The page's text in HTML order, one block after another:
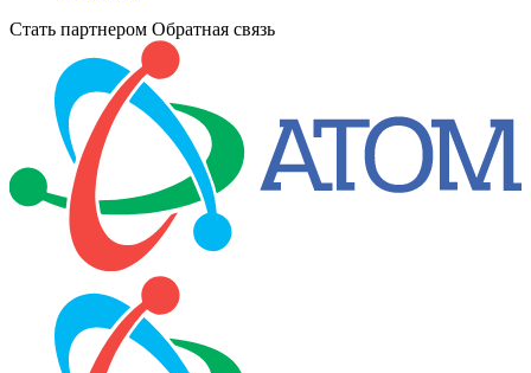
Стать партнером Обратная связь